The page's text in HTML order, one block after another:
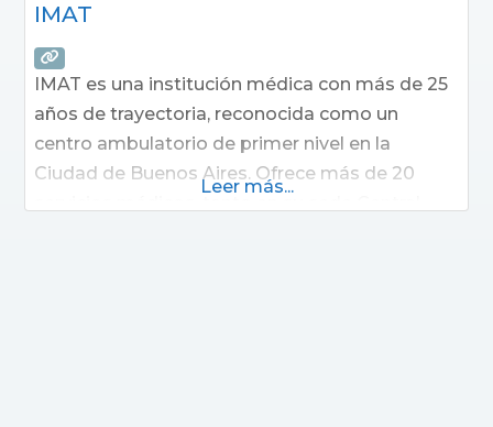
IMAT
IMAT es una institución médica con más de 25
años de trayectoria, reconocida como un
centro ambulatorio de primer nivel en la
Ciudad de Buenos Aires. Ofrece más de 20
Leer más...